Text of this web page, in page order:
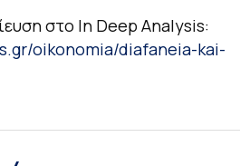
στο In Deep Analysis:
oikonomia/diafaneia-kai-